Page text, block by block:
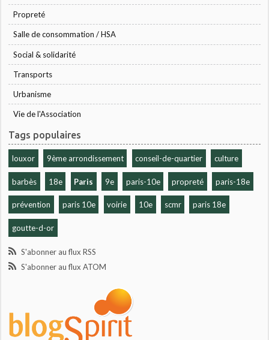
Propreté
Salle de consommation / HSA
Social & solidarité
Transports
Urbanisme
Vie de l'Association
Tags populaires
louxor 9ème arrondissement conseil-de-quartier culture
barbès 18e Paris 9e paris-10e propreté paris-18e
prévention paris 10e voirie 10e scmr paris 18e
goutte-d-or
S'abonner au flux RSS
S'abonner au flux ATOM